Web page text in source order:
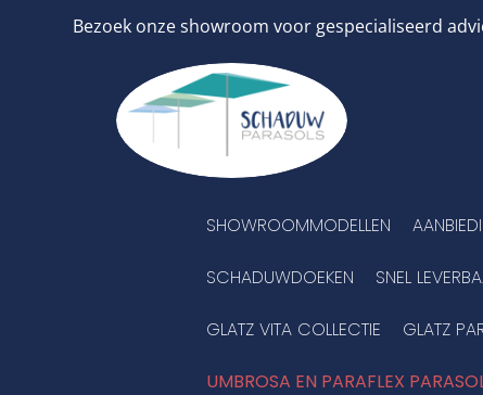
Bezoek onze showroom voor gespecialiseerd
SHOWROOMMODELLEN
SCHADUWDOEKEN SNEL
GLATZ VITA COLLECTIE GLATZ
UMBROSA EN PARAFLEX